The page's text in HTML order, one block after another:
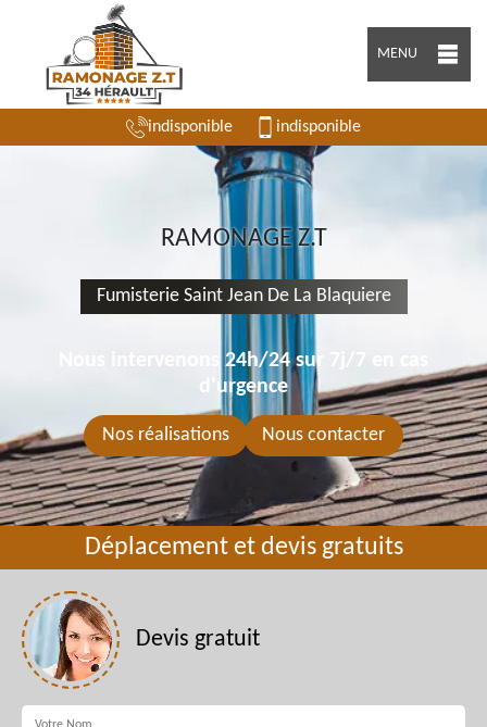
MENU
indisponible indisponible
RAMONAGE Z.T
Fumisterie Saint Jean De La Blaquiere
Nous intervenons 24h/24 sur 7j/7 en cas
d'urgence
Nos réalisations Nous contacter
Déplacement et devis gratuits
Devis gratuit